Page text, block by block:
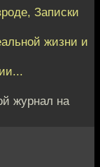
Записки
жизни и
журнал на